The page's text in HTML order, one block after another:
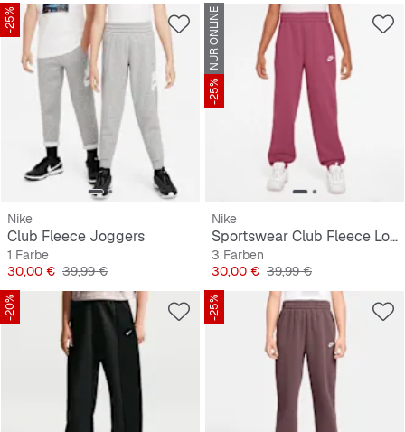
-25%
Nike
Club Fleece Joggers
1 Farbe
Preis
30,00 € Originalpreis
39,99 €
NUR ONLINE
-25%
Nike
Sportswear Club Fleece Loose Pant
3 Farben
Preis
30,00 € Originalpreis
39,99 €
-20% -25%